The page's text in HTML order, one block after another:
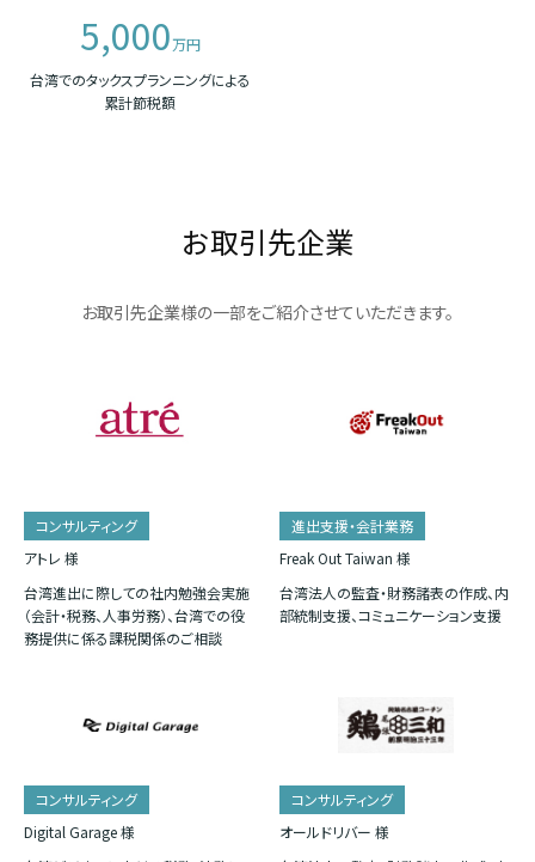
5,000万円
台湾でのタックスプランニングによる
累計節税額
お取引先企業
お取引先企業様の一部をご紹介させていただきます。
コンサルティング
アトレ 様
台湾進出に際しての社内勉強会実施
（会計・税務、人事労務）、台湾での役
務提供に係る課税関係のご相談
進出支援・会計業務
Freak Out Taiwan 様
台湾法人の監査・財務諸表の作成、内
部統制支援、コミュニケーション支援
コンサルティング
Digital Garage 様
コンサルティング
オールドリバー 様